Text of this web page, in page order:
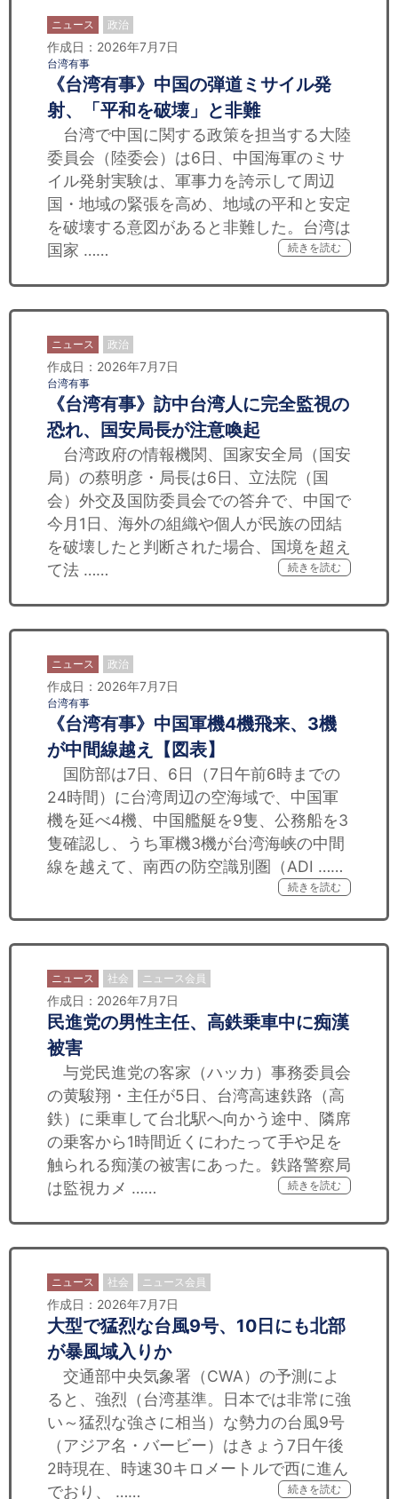
ニュース 政治
作成日：2026年7月7日
台湾有事
《台湾有事》中国の弾道ミサイル発
射、「平和を破壊」と非難
台湾で中国に関する政策を担当する大陸
委員会（陸委会）は6日、中国海軍のミサ
イル発射実験は、軍事力を誇示して周辺
国・地域の緊張を高め、地域の平和と安定
を破壊する意図があると非難した。台湾は
国家 ……
続きを読む
ニュース 政治
作成日：2026年7月7日
台湾有事
《台湾有事》訪中台湾人に完全監視の
恐れ、国安局長が注意喚起
台湾政府の情報機関、国家安全局（国安
局）の蔡明彦・局長は6日、立法院（国
会）外交及国防委員会での答弁で、中国で
今月1日、海外の組織や個人が民族の団結
を破壊したと判断された場合、国境を超え
て法 ……
続きを読む
ニュース 政治
作成日：2026年7月7日
台湾有事
《台湾有事》中国軍機4機飛来、3機
が中間線越え【図表】
国防部は7日、6日（7日午前6時までの
24時間）に台湾周辺の空海域で、中国軍
機を延べ4機、中国艦艇を9隻、公務船を3
隻確認し、うち軍機3機が台湾海峡の中間
線を越えて、南西の防空識別圏（ADI ……
続きを読む
ニュース 社会 ニュース会員
作成日：2026年7月7日
民進党の男性主任、高鉄乗車中に痴漢
被害
与党民進党の客家（ハッカ）事務委員会
の黄駿翔・主任が5日、台湾高速鉄路（高
鉄）に乗車して台北駅へ向かう途中、隣席
の乗客から1時間近くにわたって手や足を
触られる痴漢の被害にあった。鉄路警察局
は監視カメ ……
続きを読む
ニュース 社会 ニュース会員
作成日：2026年7月7日
大型で猛烈な台風9号、10日にも北部
が暴風域入りか
交通部中央気象署（CWA）の予測によ
ると、強烈（台湾基準。日本では非常に強
い～猛烈な強さに相当）な勢力の台風9号
（アジア名・バービー）はきょう7日午後
2時現在、時速30キロメートルで西に進ん
でおり、 ……
続きを読む